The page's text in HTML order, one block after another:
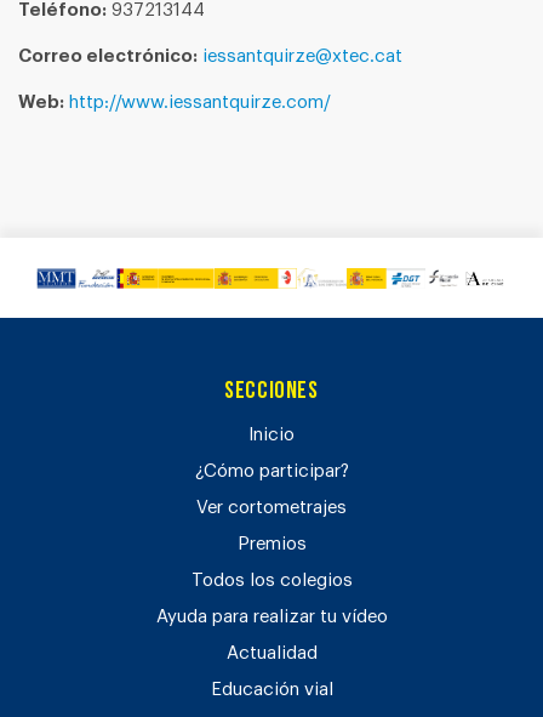
Teléfono: 937213144
Correo electrónico: iessantquirze@xtec.cat
Web: http://www.iessantquirze.com/
Secciones
Inicio
¿Cómo participar?
Ver cortometrajes
Premios
Todos los colegios
Ayuda para realizar tu vídeo
Actualidad
Educación vial